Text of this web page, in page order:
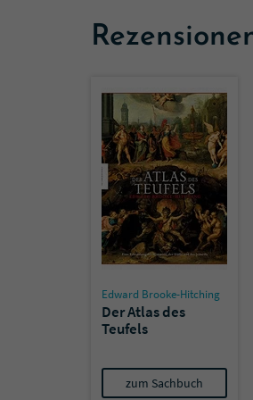
Edward Brooke-Hitching
Der Atlas des
Teufels
zum Sachbuch